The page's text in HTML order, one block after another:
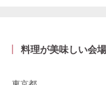
料理が美味しい会